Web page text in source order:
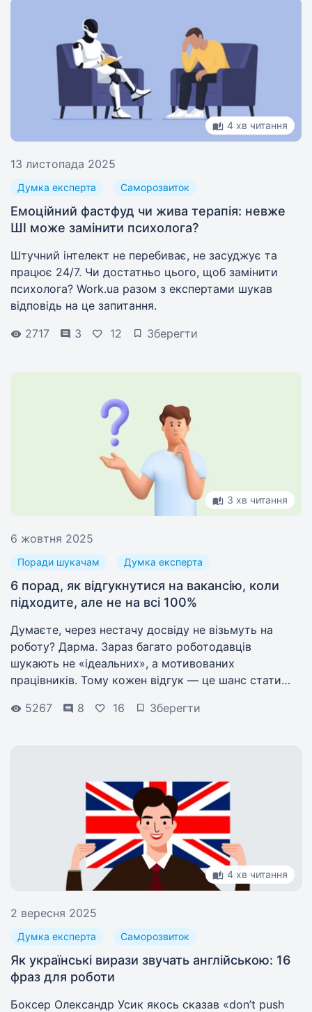
4 хв читання
13 листопада 2025
Думка експерта Саморозвиток
Емоційний фастфуд чи жива терапія: невже
ШІ може замінити психолога?
Штучний інтелект не перебиває, не засуджує та
працює 24/7. Чи достатньо цього, щоб замінити
психолога? Work.ua разом з експертами шукав
відповідь на це запитання.
2717
3 12 Зберегти
3 хв читання
6 жовтня 2025
Поради шукачам Думка експерта
6 порад, як відгукнутися на вакансію, коли
підходите, але не на всі 100%
Думаєте, через нестачу досвіду не візьмуть на
роботу? Дарма. Зараз багато роботодавців
шукають не «ідеальних», а мотивованих
працівників. Тому кожен відгук — це шанс стати
5267
8 16 Зберегти
4 хв читання
2 вересня 2025
Думка експерта Саморозвиток
Як українські вирази звучать англійською: 16
фраз для роботи
Боксер Олександр Усик якось сказав «don’t push